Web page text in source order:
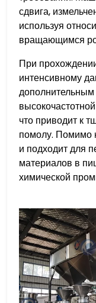
сдвига,
используя
вращающимся
При
интенсивному
что приводит к
помолу. Помимо
и подходит для
материалов в
химической